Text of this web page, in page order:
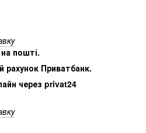
пошті.
рахунок Приватбанк.
через privat24